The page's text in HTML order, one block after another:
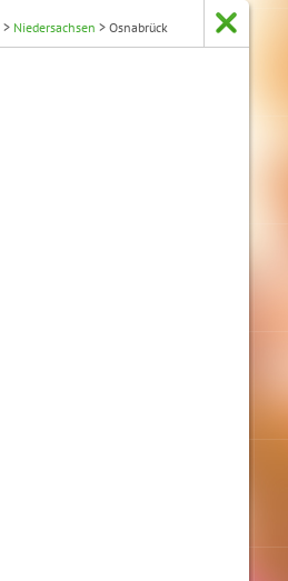
> Niedersachsen > Osnabrück